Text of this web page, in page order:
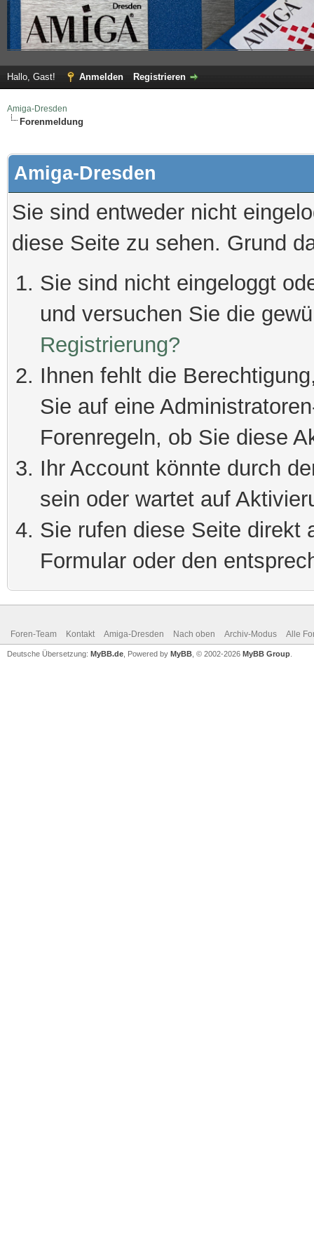
Hallo, Gast! Anmelden Registrieren
Amiga-Dresden
Forenmeldung
Amiga-Dresden
Sie sind entweder nicht
diese Seite zu sehen. Grund
Sie sind nicht eingeloggt
und versuchen Sie die
Registrierung?
Ihnen fehlt die
Sie auf eine
Forenregeln, ob Sie diese
Ihr Account könnte durch
sein oder wartet auf
Sie rufen diese Seite direkt
Formular oder den
Foren-Team Kontakt Amiga-Dresden Nach oben Archiv-Modus Alle
Deutsche Übersetzung: MyBB.de , Powered by MyBB , © 2002-2026 MyBB Group